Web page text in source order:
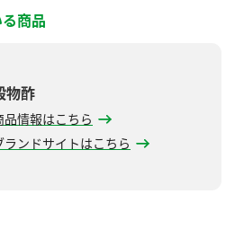
商品
物酢
品情報はこちら
ランドサイトはこちら